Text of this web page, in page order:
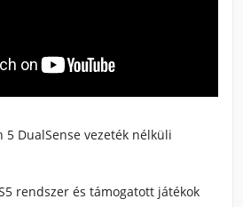
5 DualSense vezeték nélküli
rendszer és támogatott játékok